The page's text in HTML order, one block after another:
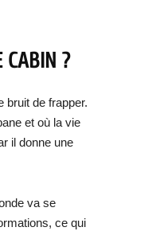
CABIN ?
bruit de frapper.
et où la vie
il donne une
va se
ce qui